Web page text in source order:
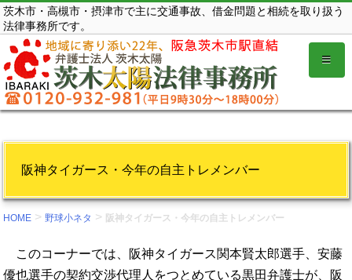
コ
ン
テ
ン
ツ
を
る。
茨木市・高槻市・摂津市で主に交通事故、借金問題と相続を取り扱う
法律事務所です。
阪神タイガース・今年の自主トレメンバー
HOME >野球小ネタ > 阪神タイガース・今年の自主トレメンバー
このコーナーでは、阪神タイガース関本賢太郎選手、安藤
優也選手の契約交渉代理人をつとめている黒田弁護士が、阪